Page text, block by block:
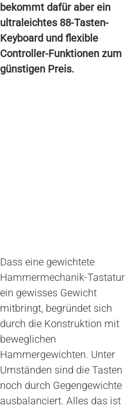
bekommt dafür aber ein
ultraleichtes 88-Tasten-
Keyboard und flexible
Controller-Funktionen zum
günstigen Preis.
Dass eine gewichtete
Hammermechanik-Tastatur
ein gewisses Gewicht
mitbringt, begründet sich
durch die Konstruktion mit
beweglichen
Hammergewichten. Unter
Umständen sind die Tasten
noch durch Gegengewichte
ausbalanciert. Alles das ist